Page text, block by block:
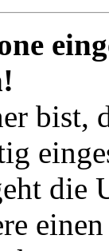
bist,
die